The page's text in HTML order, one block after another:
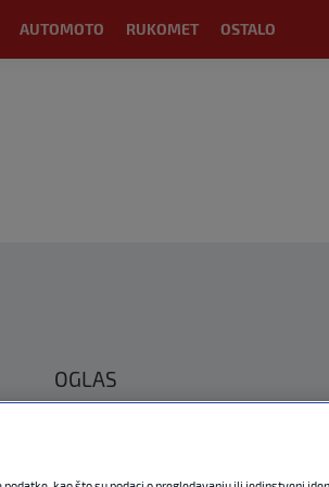
AUTOMOTO RUKOMET OSTALO
OGLAS